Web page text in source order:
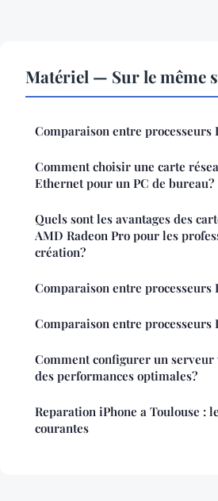
Matériel — Sur le même
Comparaison entre processeurs
Comment choisir une carte
Ethernet pour un PC de bureau?
Quels sont les avantages des
AMD Radeon Pro pour les
création?
Comparaison entre processeurs
Comparaison entre processeurs
Comment configurer un serveur
des performances optimales?
Reparation iPhone a Toulouse :
courantes